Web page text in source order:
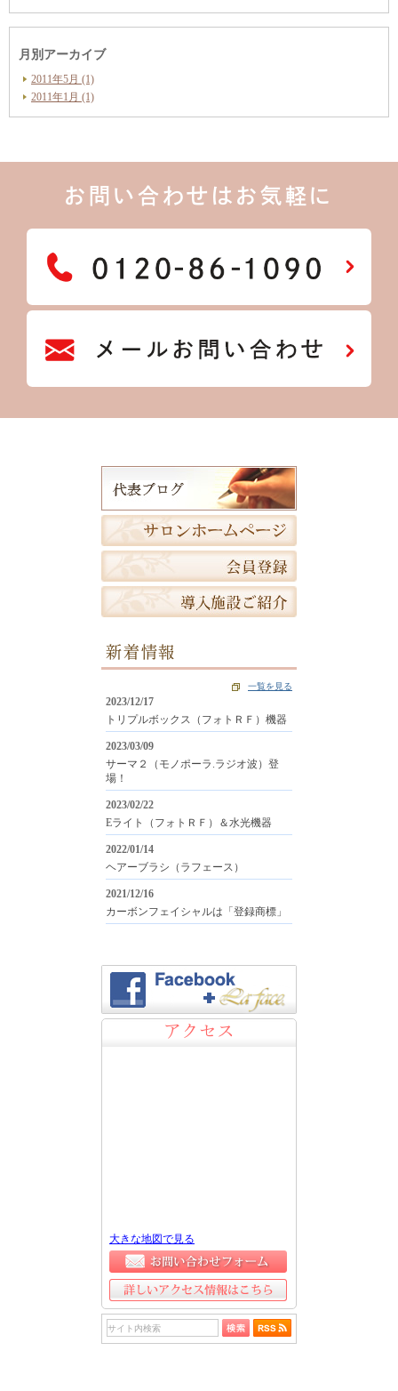
月別アーカイブ
2011年5月 (1)
2011年1月 (1)
お問い合わせはお気軽に
新着情報
一覧を見る
2023/12/17
トリプルボックス（フォトＲＦ）機器
2023/03/09
サーマ２（モノポーラ.ラジオ波）登
場！
2023/02/22
Eライト（フォトＲＦ）＆水光機器
2022/01/14
ヘアーブラシ（ラフェース）
2021/12/16
カーボンフェイシャルは「登録商標」
アクセス
大きな地図で見る